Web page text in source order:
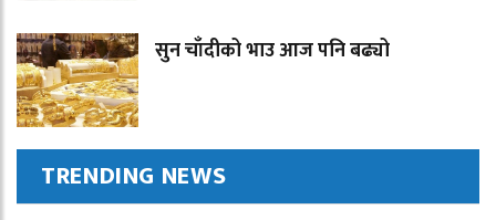
सुन चाँदीको भाउ आज पनि बढ्यो
TRENDING NEWS